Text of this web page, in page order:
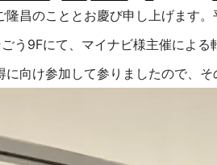
昌のこととお慶び申し上げます
う9Fにて、マイナビ様主催による
向け参加して参りましたので、そ